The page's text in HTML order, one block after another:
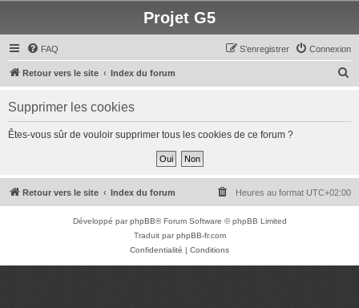
Projet G5
FAQ Connexion
S’enregistrer
Retour vers le site Index du forum
h
Supprimer les cookies
Êtes-vous sûr de vouloir supprimer tous les cookies de ce forum ?
Retour vers le site Index du forum Heures au format UTC+02:00
Développé parphpBB® Forum Software © phpBB Limited
Traduit parphpBB-fr.com
Confidentialité | Conditions